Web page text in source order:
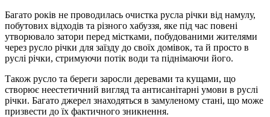
Багато років не проводилась очистка русла річки від намулу,
побутових відходів та різного хабуззя, яке під час повені
утворювало затори перед містками, побудованими жителями
через русло річки для заїзду до своїх домівок, та й просто в
руслі річки, стримуючи потік води та піднімаючи його.
Також русло та береги заросли деревами та кущами, що
створює неестетичний вигляд та антисанітарні умови в руслі
річки. Багато джерел знаходяться в замуленому стані, що може
призвести до їх фактичного зникнення.